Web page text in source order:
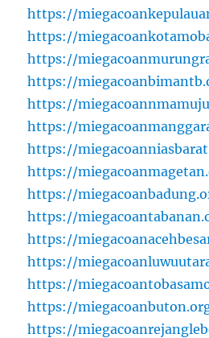
https://
https://
https://
https://
https://
https://
https://
https://
https://
https://
https://
https://
https://
https://
https://